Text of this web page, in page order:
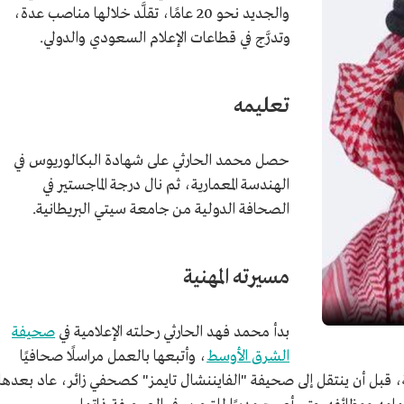
والجديد نحو 20 عامًا، تقلَّد خلالها مناصب عدة،
وتدرَّج في قطاعات الإعلام السعودي والدولي.
تعليمه
حصل محمد الحارثي على شهادة البكالوريوس في
الهندسة المعمارية، ثم نال درجة الماجستير في
الصحافة الدولية من جامعة سيتي البريطانية.
مسيرته المهنية
بدأ محمد فهد الحارثي رحلته الإعلامية في صحيفة
الشرق الأوسط، وأتبعها بالعمل مراسلًا صحافيًا
قبل أن ينتقل إلى صحيفة "الفايننشال تايمز" كصحفي زائر، عاد